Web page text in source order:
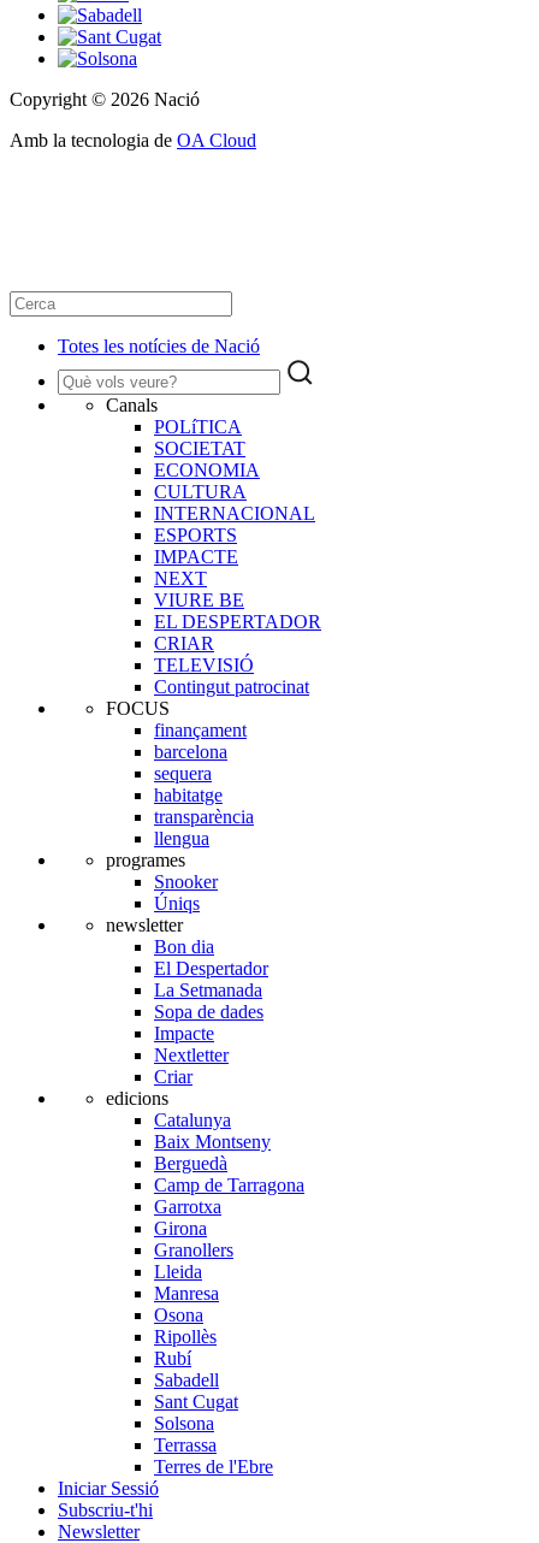
Copyright © 2026 Nació
Amb la tecnologia de OA Cloud
Totes les notícies de Nació
Canals
POLíTICA
SOCIETAT
ECONOMIA
CULTURA
INTERNACIONAL
ESPORTS
IMPACTE
NEXT
VIURE BE
EL DESPERTADOR
CRIAR
TELEVISIÓ
Contingut patrocinat
FOCUS
finançament
barcelona
sequera
habitatge
transparència
llengua
programes
Snooker
Úniqs
newsletter
Bon dia
El Despertador
La Setmanada
Sopa de dades
Impacte
Nextletter
Criar
edicions
Catalunya
Baix Montseny
Berguedà
Camp de Tarragona
Garrotxa
Girona
Granollers
Lleida
Manresa
Osona
Ripollès
Rubí
Sabadell
Sant Cugat
Solsona
Terrassa
Terres de l'Ebre
Iniciar Sessió
Subscriu-t'hi
Newsletter